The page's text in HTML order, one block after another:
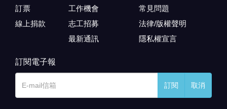
訂票
線上捐款
工作機會
志工招募
最新通訊
常見問題
法律/版權聲明
隱私權宣言
訂閱電子報
訂閱 取消